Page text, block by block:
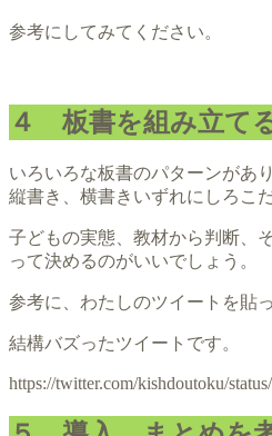
参考にしてみてください。
４ 板書を組み立て
いろいろな板書のパターンがあり
縦書き、横書きいずれにしろこ
子どもの実態、教材から判断、そ
って決めるのがいいでしょう。
参考に、わたしのツイートを貼
結構バズったツイートです。
https://twitter.com/kishdoutoku/